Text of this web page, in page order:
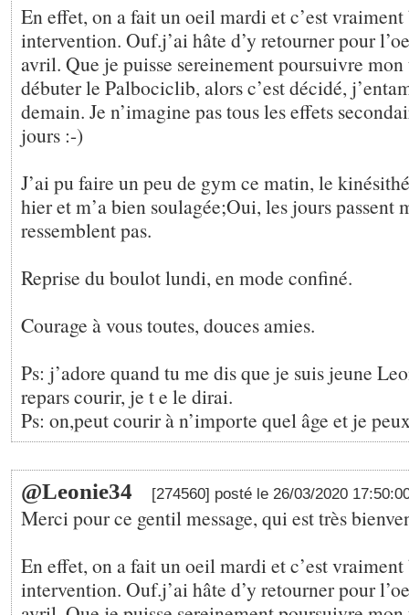
En effet, on a fait un oeil mardi et c’est
intervention. Ouf.j’ai hâte d’y retourner pour
avril. Que je puisse sereinement poursuivre
débuter le Palbociclib, alors c’est décidé,
demain. Je n’imagine pas tous les effets
jours :-)
J’ai pu faire un peu de gym ce matin, le
hier et m’a bien soulagée;Oui, les jours passent
ressemblent pas.
Reprise du boulot lundi, en mode confiné.
Courage à vous toutes, douces amies.
Ps: j’adore quand tu me dis que je suis jeune
repars courir, je t e le dirai.
Ps: on,peut courir à n’importe quel âge et je
@Leonie34 [274560] posté le 26/03/2020
Merci pour ce gentil message, qui est très
En effet, on a fait un oeil mardi et c’est
intervention. Ouf.j’ai hâte d’y retourner pour